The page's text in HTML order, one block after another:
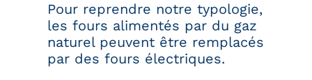
Pour reprendre notre typologie,
les fours alimentés par du gaz
naturel peuvent être remplacés
par des fours électriques.